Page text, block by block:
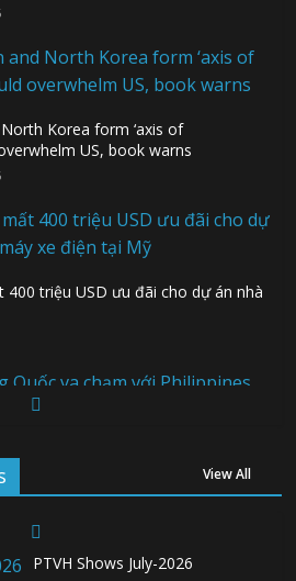
Korea form ‘axis of
US, book warns
400 triệu USD ưu đãi cho dự án nhà
chạm với Philippines trong khi
Nam, vì sao?
Việt) Ba người thiệt mạng khi bom
nổ tại một nhà hàng ở Moscow,
View All
PTVH Shows July-2026